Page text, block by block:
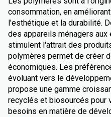
consommation, en
l'esthétique et la durabilité.
des appareils ménagers
stimulent l'attrait des
polymères permet de créer
économiques. Les
évoluant vers le
propose une gamme
recyclés et biosourcés pour
besoins en matière de